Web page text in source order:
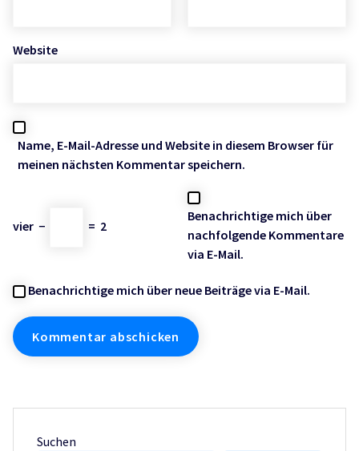
Website
Name, E-Mail-Adresse und Website in diesem Browser für
meinen nächsten Kommentar speichern.
vier − = 2
Benachrichtige mich über
nachfolgende Kommentare
via E-Mail.
Benachrichtige mich über neue Beiträge via E-Mail.
Suchen